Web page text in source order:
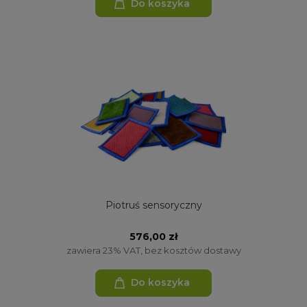
Do koszyka
Piotruś sensoryczny
576,00 zł
zawiera 23% VAT, bez kosztów dostawy
Do koszyka